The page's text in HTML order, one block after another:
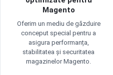
Magento
Oferim un mediu de găzduire
conceput special pentru a
asigura performanța,
stabilitatea și securitatea
magazinelor Magento.